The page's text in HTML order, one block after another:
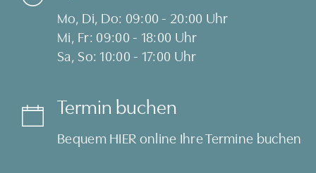
Mo, Di, Do: 09:00 - 20:00 Uhr
Mi, Fr: 09:00 - 18:00 Uhr
Sa, So: 10:00 - 17:00 Uhr
Termin buchen
Bequem HIERonline Ihre Termine buchen